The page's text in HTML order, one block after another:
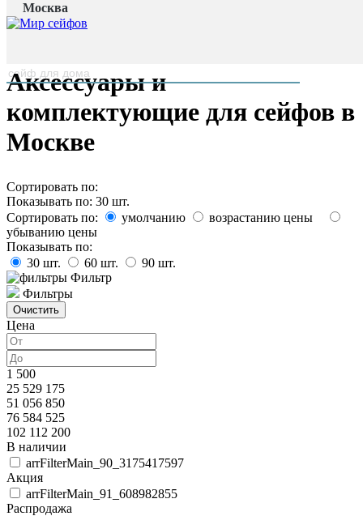
Москва
Главная страница
Каталог
Аксессуары и
комплектующие для сейфов в
Москве
Сортировать по:
Показывать по: 30 шт.
Сортировать по:
умолчанию
возрастанию цены
убыванию цены
Показывать по:
30 шт. 60 шт. 90 шт.
Фильтр
Фильтры
Цена
1 500
25 529 175
51 056 850
76 584 525
102 112 200
В наличии
arrFilterMain_90_3175417597
Акция
arrFilterMain_91_608982855
Распродажа